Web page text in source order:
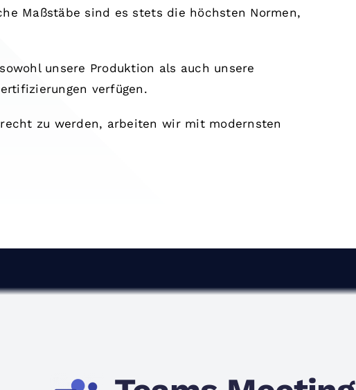
Maßstäbe sind es stets die höchsten Normen,
unsere Produktion als auch unsere
verfügen.
zu werden, arbeiten wir mit modernsten